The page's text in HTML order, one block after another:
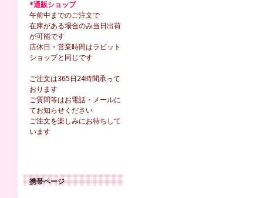
*通販ショップ
午前中までのご注文で
在庫がある場合のみ当日出荷
が可能です
店休日・営業時間はラビット
ショップと同じです
ご注文は365日24時間承って
おります
ご質問等はお電話・メールに
てお知らせください
ご注文を楽しみにお待ちして
います
携帯ページ